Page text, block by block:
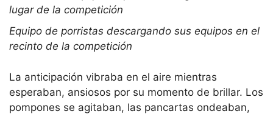
lugar de la competición
Equipo de porristas descargando sus equipos en el
recinto de la competición
La anticipación vibraba en el aire mientras
esperaban, ansiosos por su momento de brillar. Los
pompones se agitaban, las pancartas ondeaban,